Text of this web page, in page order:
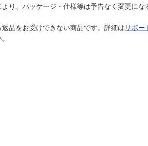
り、パッケージ・仕様等は予告なく変更にな
品をお受けできない商品です。詳細はサポー